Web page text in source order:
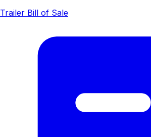
Trailer Bill of Sale